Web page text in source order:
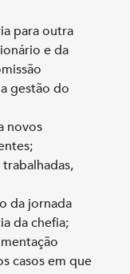
para outra
e da
gestão do
novos
da jornada
da chefia;
casos em que